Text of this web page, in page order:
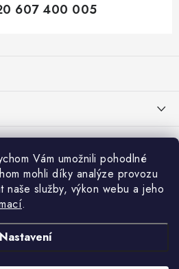
Vám umožnili pohodlné
mohli díky analýze provozu
naše služby, výkon webu a jeho
.
Nastavení
607 400 005